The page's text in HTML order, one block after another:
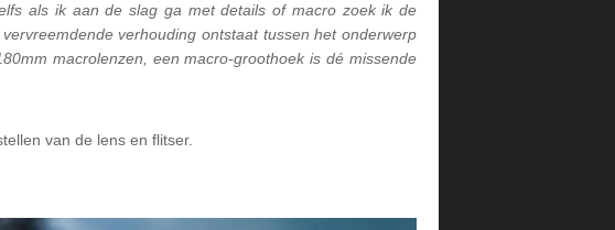
als ik aan de slag ga met details of macro zoek ik de
verhouding ontstaat tussen het onderwerp
macrolenzen, een macro-groothoek is dé missende
van de lens en flitser.